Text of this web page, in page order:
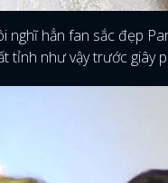
hẳn fan sắc đẹp
tỉnh như vậy trước giây